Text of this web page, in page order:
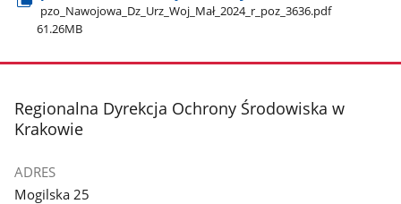
pzo​_Nawojowa​_Dz​_Urz​_Woj​_Mał​_2024​_r​_poz​_3636.pdf
61.26MB
stopka
Regionalna Dyrekcja Ochrony Środowiska w
Krakowie
ADRES
Mogilska 25